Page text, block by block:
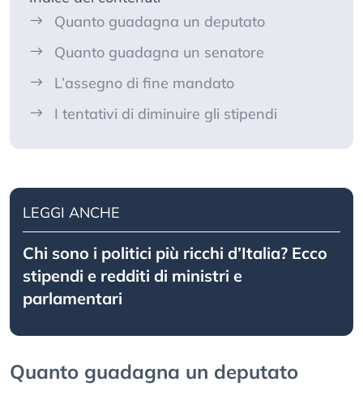
Quanto guadagna un deputato
Quanto guadagna un senatore
L’assegno di fine mandato
I tentativi di diminuire gli stipendi
LEGGI ANCHE
Chi sono i politici più ricchi d’Italia? Ecco
stipendi e redditi di ministri e
parlamentari
Quanto guadagna un deputato